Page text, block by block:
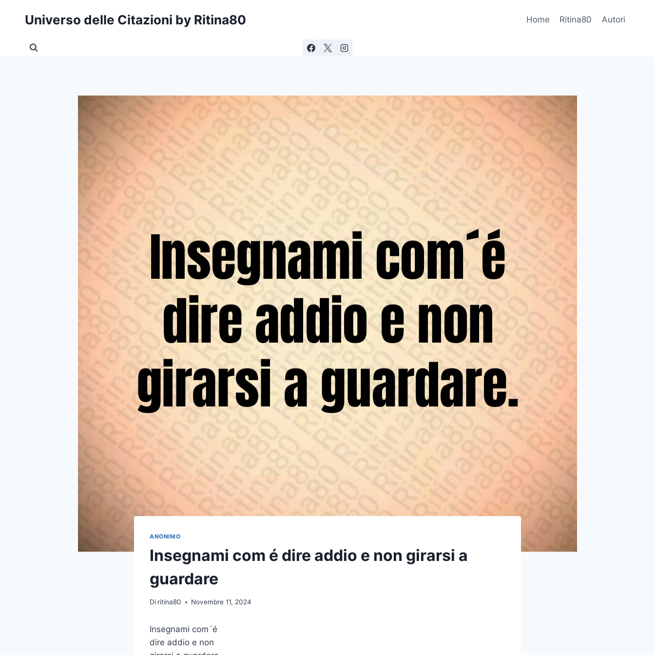
Universo delle Citazioni by Ritina80 Home Ritina80 Autori
ANONIMO
Insegnami com é dire addio e non girarsi a
guardare
Di ritina80 Novembre 11, 2024
Insegnami com´é
dire addio e non